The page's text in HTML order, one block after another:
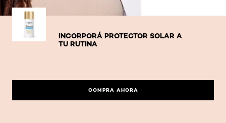
INCORPORÁ PROTECTOR SOLAR A
TU RUTINA
COMPRA AHORA